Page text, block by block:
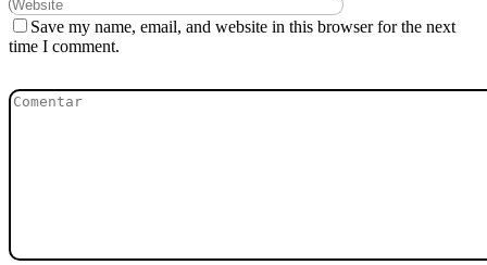
Save my name, email, and website in this browser for the next
time I comment.